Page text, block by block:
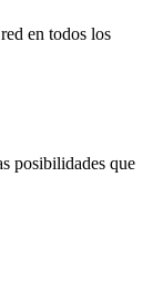
en todos los
posibilidades que